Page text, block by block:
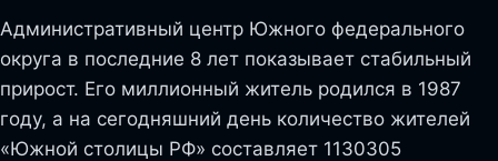
Административный центр Южного федерального
округа в последние 8 лет показывает стабильный
прирост. Его миллионный житель родился в 1987
году, а на сегодняшний день количество жителей
«Южной столицы РФ» составляет 1130305